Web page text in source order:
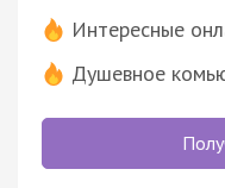
Интересные
Душевное